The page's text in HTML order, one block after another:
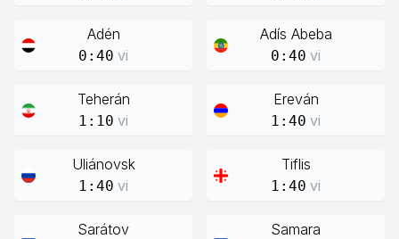
Adén
0:40 vi
Adís Abeba
0:40 vi
Teherán
1:10 vi
Ereván
1:40 vi
Uliánovsk
1:40 vi
Tiflis
1:40 vi
Sarátov Samara